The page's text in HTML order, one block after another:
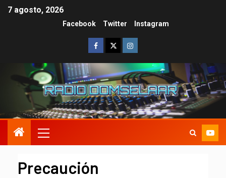
7 agosto, 2026
Facebook Twitter Instagram
Precaución